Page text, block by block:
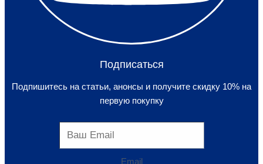
Подписаться
Подпишитесь на статьи, анонсы и получите скидку 10% на
первую покупку
Email